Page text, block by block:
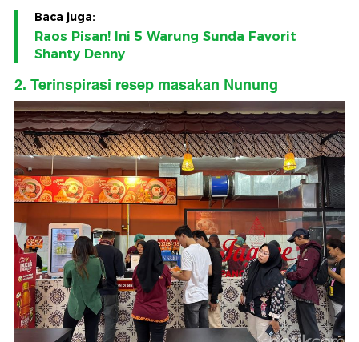
Baca juga:
Raos Pisan! Ini 5 Warung Sunda Favorit
Shanty Denny
2. Terinspirasi resep masakan Nunung